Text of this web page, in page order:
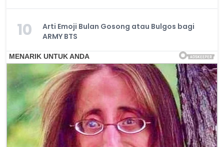
10
Arti Emoji Bulan Gosong atau Bulgos bagi
ARMY BTS